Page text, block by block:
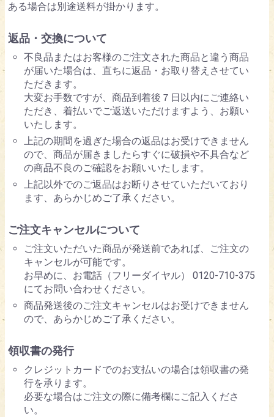
ある場合は別途送料が掛かります。
返品・交換について
不良品またはお客様のご注文された商品と違う商品
が届いた場合は、直ちに返品・お取り替えさせてい
ただきます。
大変お手数ですが、商品到着後７日以内にご連絡い
ただき、着払いでご返送いただけますよう、お願い
いたします。
上記の期間を過ぎた場合の返品はお受けできません
ので、商品が届きましたらすぐに破損や不具合など
の商品不良のご確認をお願いいたします。
上記以外でのご返品はお断りさせていただいており
ます、あらかじめご了承ください。
ご注文キャンセルについて
ご注文いただいた商品が発送前であれば、ご注文の
キャンセルが可能です。
お早めに、お電話（フリーダイヤル） 0120-710-375
にてお問い合わせください。
商品発送後のご注文キャンセルはお受けできません
ので、あらかじめご了承ください。
領収書の発行
クレジットカードでのお支払いの場合は領収書の発
行を承ります。
必要な場合はご注文の際に備考欄にご記入くださ
い。